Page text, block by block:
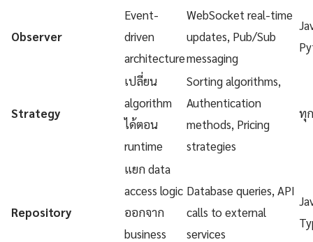
Observer
Event-
driven
architecture
WebSocket real-time
updates, Pub/Sub
messaging
Strategy
เปลี่ยน
algorithm
ได้ตอน
runtime
Sorting algorithms,
Authentication
methods, Pricing
strategies
ทุ
Repository
แยก data
access logic
ออกจาก
business
Database queries, API
calls to external
services